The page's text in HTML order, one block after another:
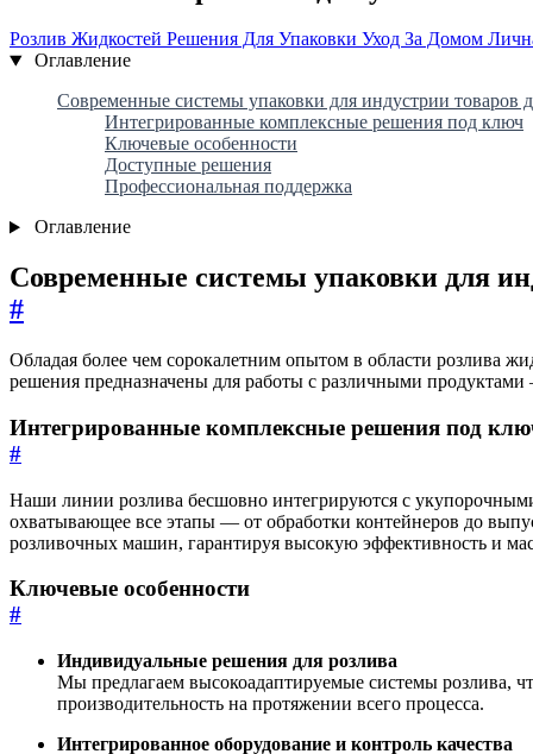
Розлив Жидкостей Решения Для Упаковки Уход За Домом
Оглавление
Современные системы упаковки для индустрии товаров
Интегрированные комплексные решения под ключ
Ключевые особенности
Доступные решения
Профессиональная поддержка
Оглавление
Современные системы упаковки для
#
Обладая более чем сорокалетним опытом в области розлива
решения предназначены для работы с различными
Интегрированные комплексные решения под
#
Наши линии розлива бесшовно интегрируются с
охватывающее все этапы — от обработки контейнеров до
розливочных машин, гарантируя высокую эффективность и
Ключевые особенности
#
Индивидуальные решения для розлива
Мы предлагаем высокоадаптируемые системы розлива,
производительность на протяжении всего процесса.
Интегрированное оборудование и контроль качества